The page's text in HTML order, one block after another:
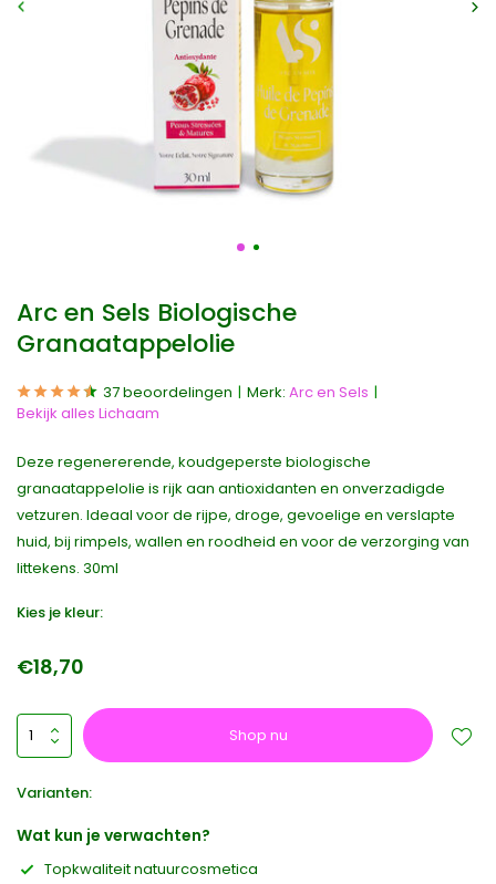
Arc en Sels Biologische
Granaatappelolie
37 beoordelingen Merk: Arc en Sels
Bekijk alles Lichaam
Deze regenererende, koudgeperste biologische
granaatappelolie is rijk aan antioxidanten en onverzadigde
vetzuren. Ideaal voor de rijpe, droge, gevoelige en verslapte
huid, bij rimpels, wallen en roodheid en voor de verzorging van
littekens. 30ml
Kies je kleur:
€18,70
Shop nu
Varianten:
Wat kun je verwachten?
Topkwaliteit natuurcosmetica